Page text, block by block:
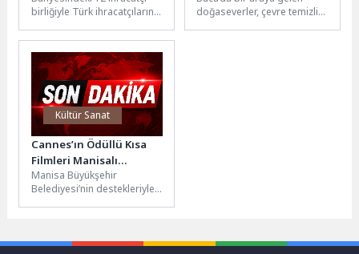
birliğiyle Türk ihracatçılarının
kuruluşlarından biri olan Ege
İhracatçı Birlikleri’nde...
doğaseverler, çevre temizliği
Kültür Sanat
Cannes’ın Ödüllü Kısa
Filmleri Manisalı
Sinemaseverlerle
Buluştu
Manisa Büyükşehir
Belediyesi’nin destekleriyle
Festivali’nde ödül alan...